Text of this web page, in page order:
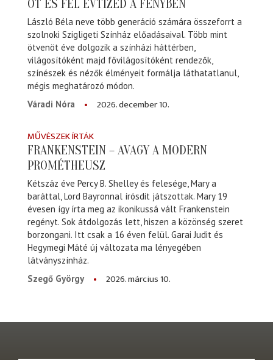
ÖT ÉS FÉL ÉVTIZED A FÉNYBEN
László Béla neve több generáció számára összeforrt a
szolnoki Szigligeti Színház előadásaival. Több mint
ötvenöt éve dolgozik a színházi háttérben,
világosítóként majd fővilágosítóként rendezők,
színészek és nézők élményeit formálja láthatatlanul,
mégis meghatározó módon.
Váradi Nóra
2026. december 10.
MŰVÉSZEK ÍRTÁK
FRANKENSTEIN – AVAGY A MODERN
PROMÉTHEUSZ
Kétszáz éve Percy B. Shelley és felesége, Mary a
baráttal, Lord Bayronnal írósdit játszottak. Mary 19
évesen így írta meg az ikonikussá vált Frankenstein
regényt. Sok átdolgozás lett, hiszen a közönség szeret
borzongani. Itt csak a 16 éven felül. Garai Judit és
Hegymegi Máté új változata ma lényegében
látványszínház.
Szegő György
2026. március 10.